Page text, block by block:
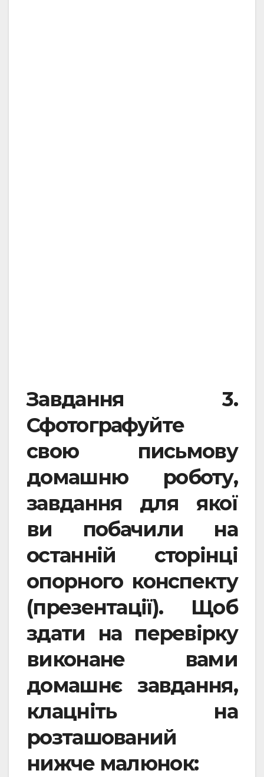
Завдання 3.
Сфотографуйте
свою письмову
домашню роботу,
завдання для якої
ви побачили на
останній сторінці
опорного конспекту
(презентації). Щоб
здати на перевірку
виконане вами
домашнє завдання,
клацніть на
розташований
нижче малюнок: